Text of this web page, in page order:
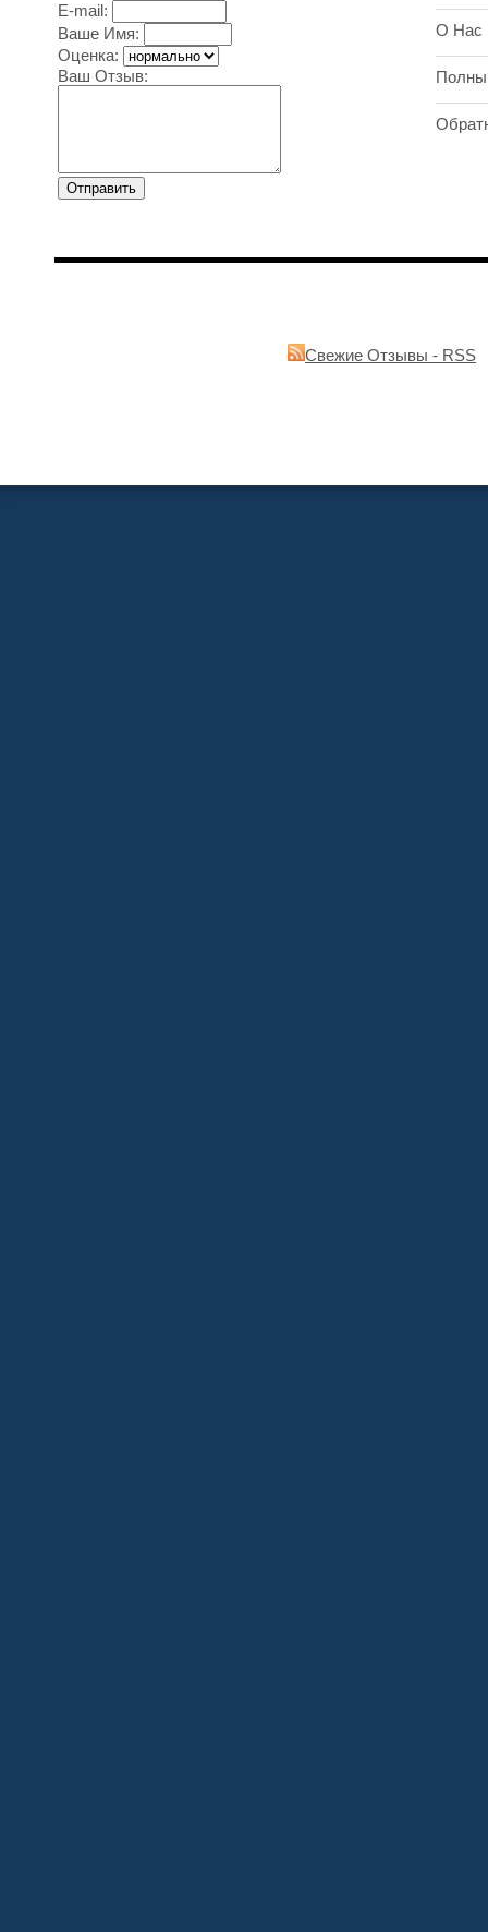
E-mail:
Ваше Имя:
Оценка:
Ваш Отзыв:
О Нас
Свежие Отзывы - RSS